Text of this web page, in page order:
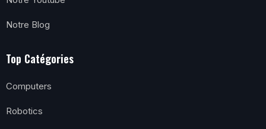
Notre Blog
Top Catégories
Computers
Robotics